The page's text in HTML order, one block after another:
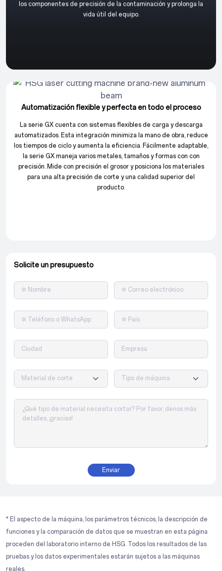
los componentes de precisión de la contaminación y prolonga la
vida útil del equipo.
Automatización flexible y perfecta en todo el proceso
La serie GX cuenta con sistemas flexibles de carga y descarga
automatizados. Esta integración minimiza la mano de obra, reduce
los tiempos de ciclo y aumenta la eficiencia. Fácilmente adaptable,
la serie GX maneja varios metales, tamaños y formas con con
precisión. Mide con precisión el grosor y posiciona los materiales
para una alta precisión de corte y una calidad superior del
producto.
Solicite un presupuesto
Enviar
* El aspecto de la máquina, los parámetros técnicos, la descripción de
funciones y la comparación de datos que se muestran en esta página
proceden del laboratorio interno de HSG. Todos los resultados de las
pruebas y los datos experimentales estarán sujetos a las máquinas
reales.